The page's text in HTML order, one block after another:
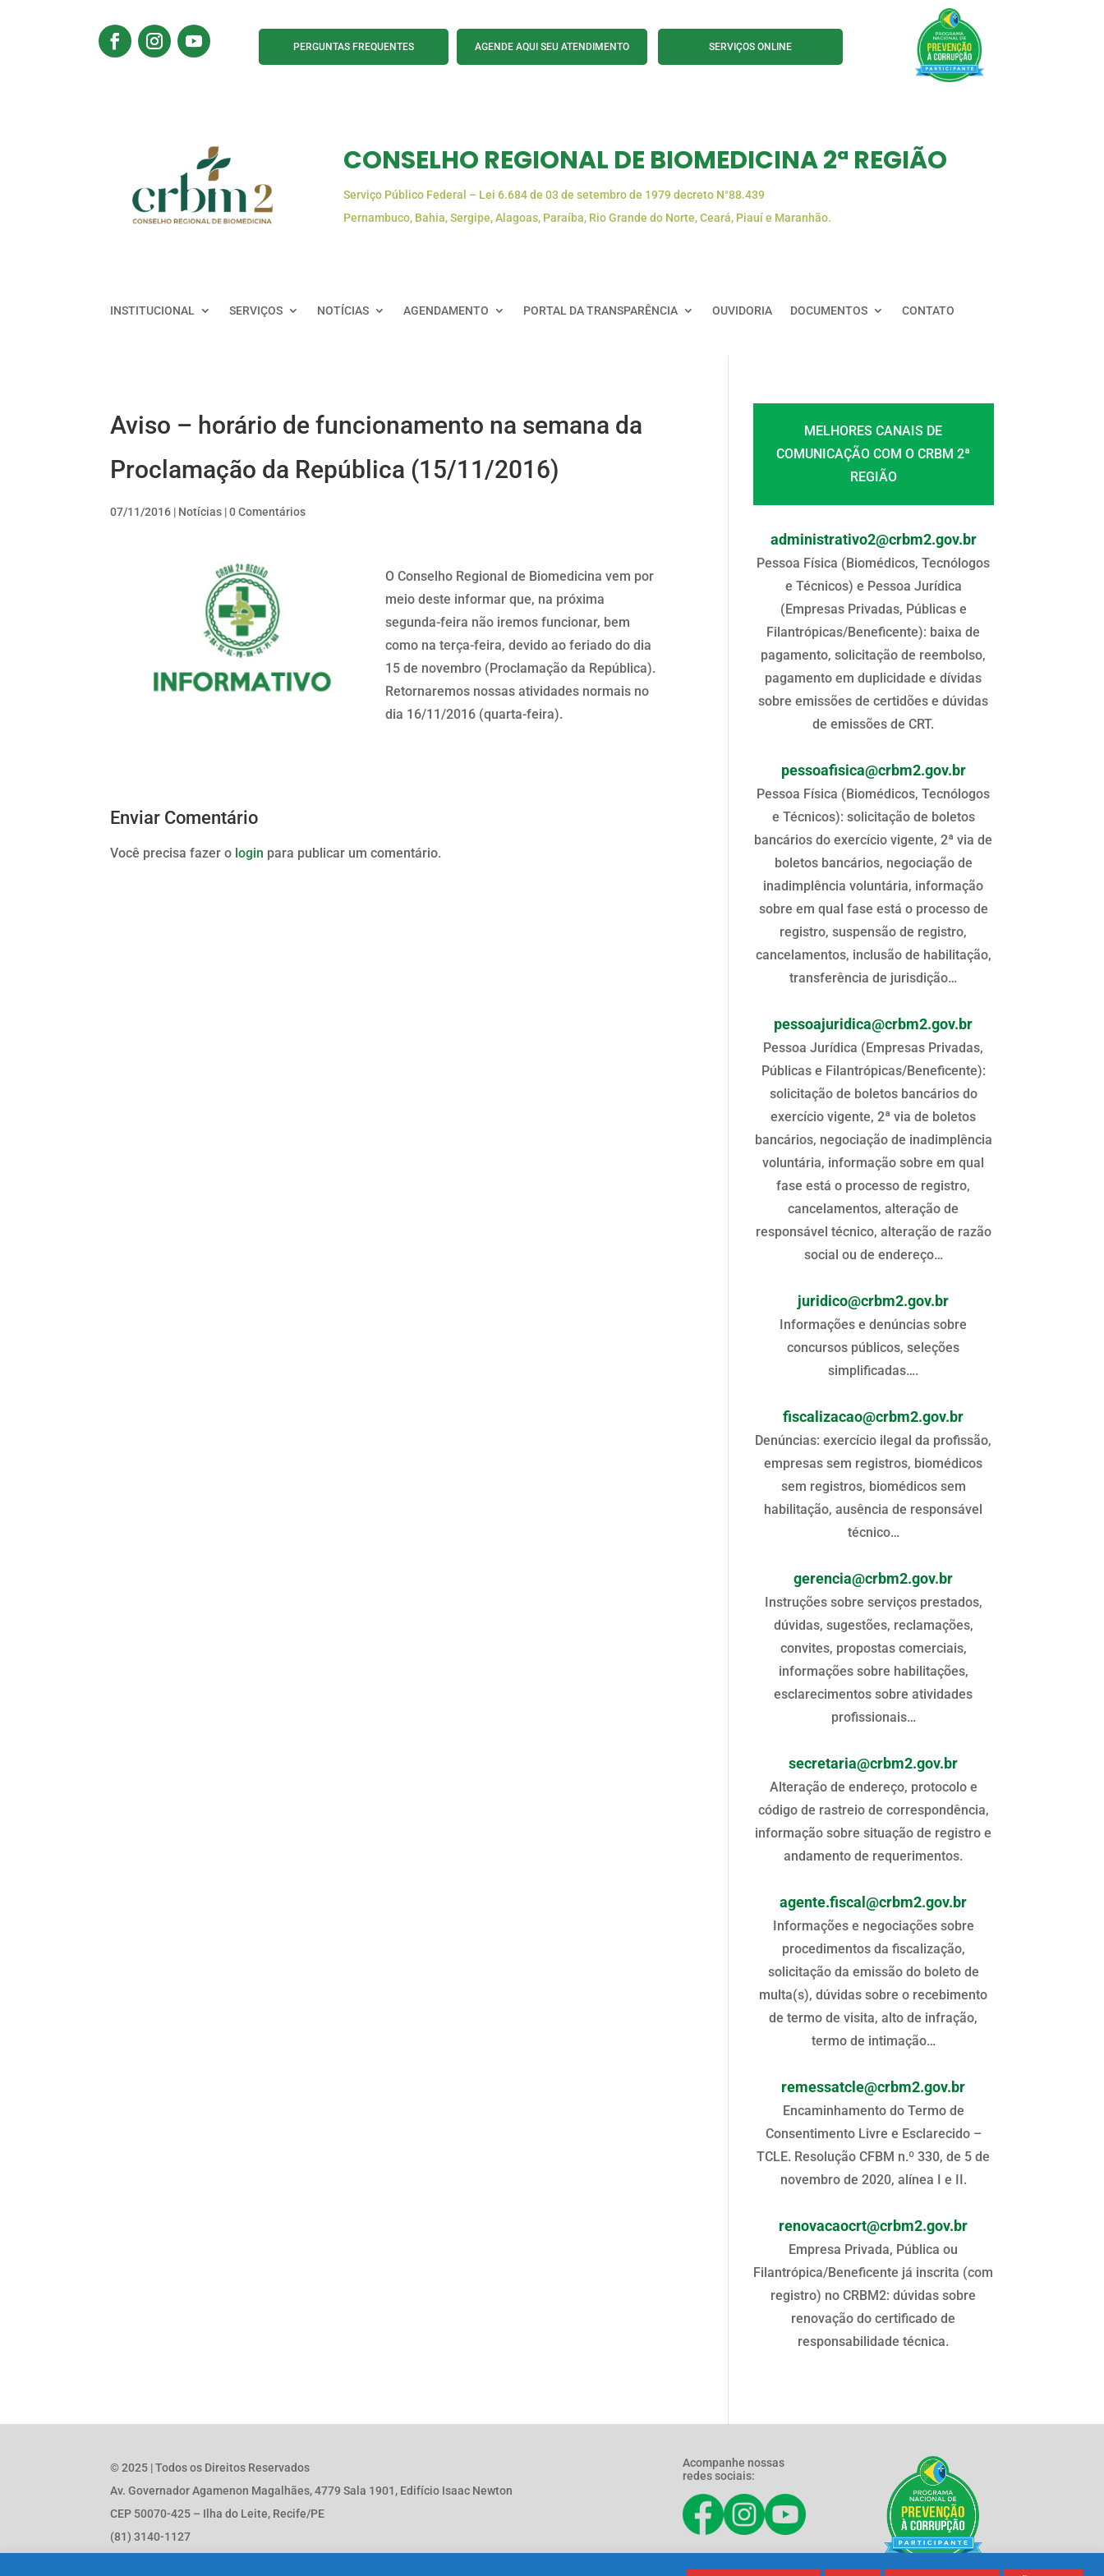
PERGUNTAS FREQUENTES AGENDE AQUI SEU ATENDIMENTO SERVIÇOS ONLINE
CONSELHO REGIONAL DE BIOMEDICINA 2ª REGIÃO
Serviço Público Federal – Lei 6.684 de 03 de setembro de 1979 decreto N°88.439
Pernambuco, Bahia, Sergipe, Alagoas, Paraíba, Rio Grande do Norte, Ceará, Piauí e Maranhão.
INSTITUCIONAL SERVIÇOS NOTÍCIAS AGENDAMENTO PORTAL DA TRANSPARÊNCIA OUVIDORIA DOCUMENTOS CONTATO
Aviso – horário de funcionamento na semana da
Proclamação da República (15/11/2016)
07/11/2016 | Notícias |0 Comentários
O Conselho Regional de Biomedicina vem por
meio deste informar que, na próxima
segunda-feira não iremos funcionar, bem
como na terça-feira, devido ao feriado do dia
15 de novembro (Proclamação da República).
Retornaremos nossas atividades normais no
dia 16/11/2016 (quarta-feira).
Enviar Comentário
Você precisa fazer o login para publicar um comentário.
MELHORES CANAIS DE
COMUNICAÇÃO COM O CRBM 2ª
REGIÃO
administrativo2@crbm2.gov.br
Pessoa Física (Biomédicos, Tecnólogos
e Técnicos) e Pessoa Jurídica
(Empresas Privadas, Públicas e
Filantrópicas/Beneficente): baixa de
pagamento, solicitação de reembolso,
pagamento em duplicidade e dívidas
sobre emissões de certidões e dúvidas
de emissões de CRT.
pessoafisica@crbm2.gov.br
Pessoa Física (Biomédicos, Tecnólogos
e Técnicos): solicitação de boletos
bancários do exercício vigente, 2ª via de
boletos bancários, negociação de
inadimplência voluntária, informação
sobre em qual fase está o processo de
registro, suspensão de registro,
cancelamentos, inclusão de habilitação,
transferência de jurisdição…
pessoajuridica@crbm2.gov.br
Pessoa Jurídica (Empresas Privadas,
Públicas e Filantrópicas/Beneficente):
solicitação de boletos bancários do
exercício vigente, 2ª via de boletos
bancários, negociação de inadimplência
voluntária, informação sobre em qual
fase está o processo de registro,
cancelamentos, alteração de
responsável técnico, alteração de razão
social ou de endereço…
juridico@crbm2.gov.br
Informações e denúncias sobre
concursos públicos, seleções
simplificadas….
fiscalizacao@crbm2.gov.br
Denúncias: exercício ilegal da profissão,
empresas sem registros, biomédicos
sem registros, biomédicos sem
habilitação, ausência de responsável
técnico…
gerencia@crbm2.gov.br
Instruções sobre serviços prestados,
dúvidas, sugestões, reclamações,
convites, propostas comerciais,
informações sobre habilitações,
esclarecimentos sobre atividades
profissionais…
secretaria@crbm2.gov.br
Alteração de endereço, protocolo e
código de rastreio de correspondência,
informação sobre situação de registro e
andamento de requerimentos.
agente.fiscal@crbm2.gov.br
Informações e negociações sobre
procedimentos da fiscalização,
solicitação da emissão do boleto de
multa(s), dúvidas sobre o recebimento
de termo de visita, alto de infração,
termo de intimação…
remessatcle@crbm2.gov.br
Encaminhamento do Termo de
Consentimento Livre e Esclarecido –
TCLE. Resolução CFBM n.º 330, de 5 de
novembro de 2020, alínea I e II.
renovacaocrt@crbm2.gov.br
Empresa Privada, Pública ou
Filantrópica/Beneficente já inscrita (com
registro) no CRBM2: dúvidas sobre
renovação do certificado de
responsabilidade técnica.
© 2025 | Todos os Direitos Reservados
Av. Governador Agamenon Magalhães, 4779 Sala 1901, Edifício Isaac Newton
CEP 50070-425 – Ilha do Leite, Recife/PE
(81) 3140-1127
Acompanhe nossas
redes sociais: